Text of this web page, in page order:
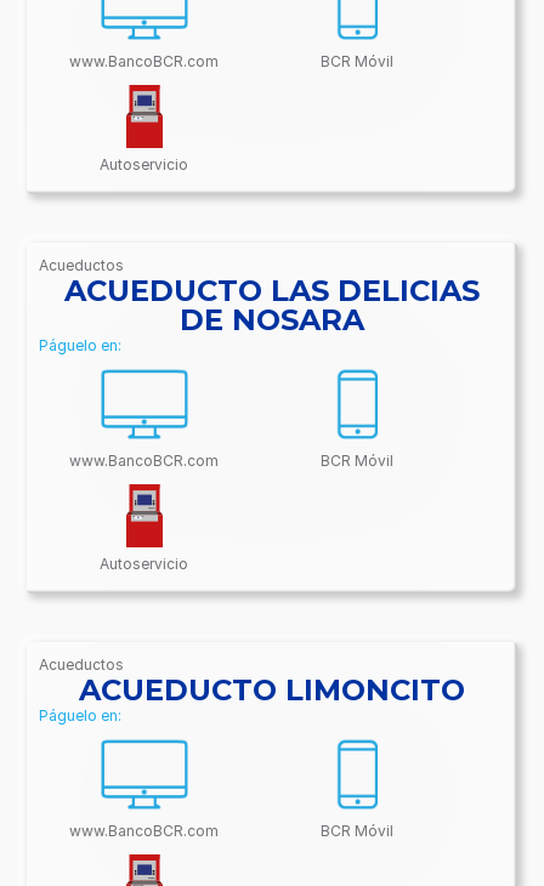
www.BancoBCR.com BCR Móvil
Autoservicio
Acueductos
/BancoBCR-
Contenido/Conectividades/Acueductos
ACUEDUCTO LAS DELICIAS
DE NOSARA
Páguelo en:
www.BancoBCR.com BCR Móvil
Autoservicio
Acueductos
/BancoBCR-
Contenido/Conectividades/Acueductos
ACUEDUCTO LIMONCITO
Páguelo en:
www.BancoBCR.com BCR Móvil